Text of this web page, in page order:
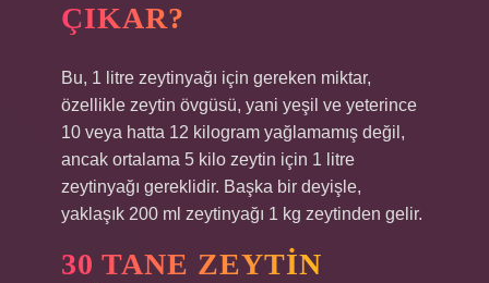
ÇIKAR?
Bu, 1 litre zeytinyağı için gereken miktar,
özellikle zeytin övgüsü, yani yeşil ve yeterince
10 veya hatta 12 kilogram yağlamamış değil,
ancak ortalama 5 kilo zeytin için 1 litre
zeytinyağı gereklidir. Başka bir deyişle,
yaklaşık 200 ml zeytinyağı 1 kg zeytinden gelir.
30 TANE ZEYTIN